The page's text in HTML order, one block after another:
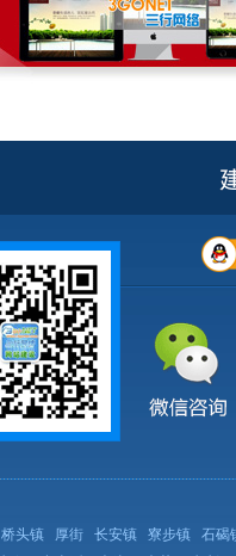
桥头镇 厚街 长安镇 寮步镇 石碣